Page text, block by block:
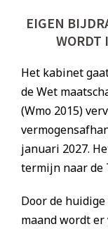
EIGEN
WORDT
Het kabinet
de Wet
(Wmo 2015)
januari 2027.
termijn naar de
Door de
maand wordt